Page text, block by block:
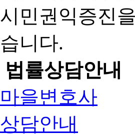
시민권익증진
습니다.
법률상담안내
마을변호사
상담안내